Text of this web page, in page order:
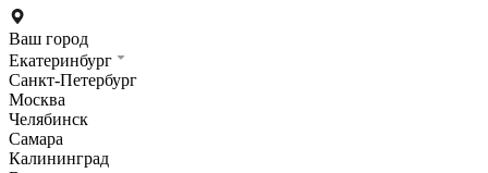
Ваш город
Екатеринбург
Санкт-Петербург
Москва
Челябинск
Самара
Калининград